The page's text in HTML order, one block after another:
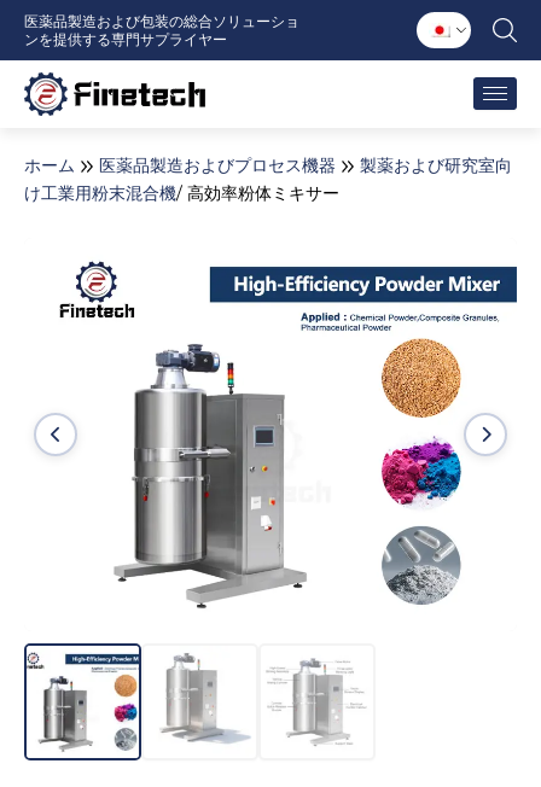
医薬品製造および包装の総合ソリューショ
ンを提供する専門サプライヤー
ホーム 医薬品製造およびプロセス機器
製薬および研究室向
け工業用粉末混合機/ 高効率粉体ミキサー